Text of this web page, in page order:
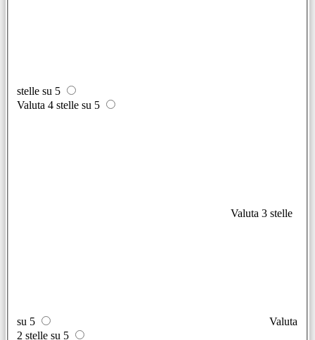
stelle su 5
Valuta 4 stelle su 5
Valuta 3 stelle
su 5
Valuta
2 stelle su 5